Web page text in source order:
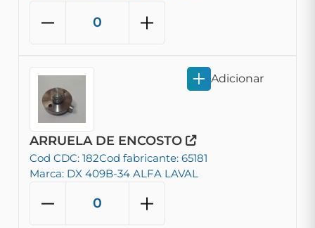
ARRUELA DE ENCOSTO
Cod CDC: 182Cod fabricante: 65181
Marca: DX 409B-34 ALFA LAVAL
Adicionar